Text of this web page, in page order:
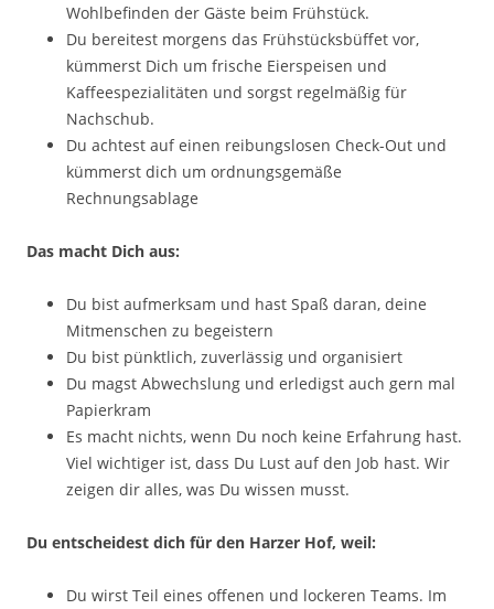
Wohlbefinden der Gäste beim Frühstück.
Du bereitest morgens das Frühstücksbüffet vor,
kümmerst Dich um frische Eierspeisen und
Kaffeespezialitäten und sorgst regelmäßig für
Nachschub.
Du achtest auf einen reibungslosen Check-Out und
kümmerst dich um ordnungsgemäße
Rechnungsablage
Das macht Dich aus:
Du bist aufmerksam und hast Spaß daran, deine
Mitmenschen zu begeistern
Du bist pünktlich, zuverlässig und organisiert
Du magst Abwechslung und erledigst auch gern mal
Papierkram
Es macht nichts, wenn Du noch keine Erfahrung hast.
Viel wichtiger ist, dass Du Lust auf den Job hast. Wir
zeigen dir alles, was Du wissen musst.
Du entscheidest dich für den Harzer Hof, weil:
Du wirst Teil eines offenen und lockeren Teams. Im